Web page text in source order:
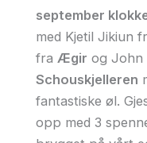
september
med Kjetil Jikiun
fra Ægir og John
Schouskjelleren
fantastiske øl.
opp med 3